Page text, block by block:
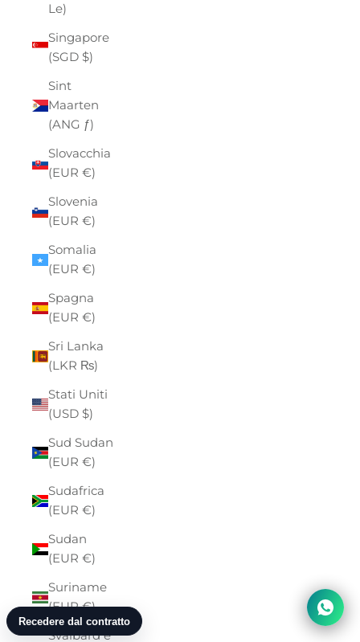
Le)
Singapore
(SGD $)
Sint
Maarten
(ANG ƒ)
Slovacchia
(EUR €)
Slovenia
(EUR €)
Somalia
(EUR €)
Spagna
(EUR €)
Sri Lanka
(LKR ₨)
Stati Uniti
(USD $)
Sud Sudan
(EUR €)
Sudafrica
(EUR €)
Sudan
(EUR €)
Suriname
(EUR €)
Svalbard e